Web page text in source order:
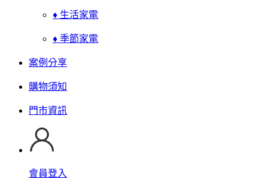
♦ 生活家電
♦ 季節家電
案例分享
購物須知
門市資訊
會員登入